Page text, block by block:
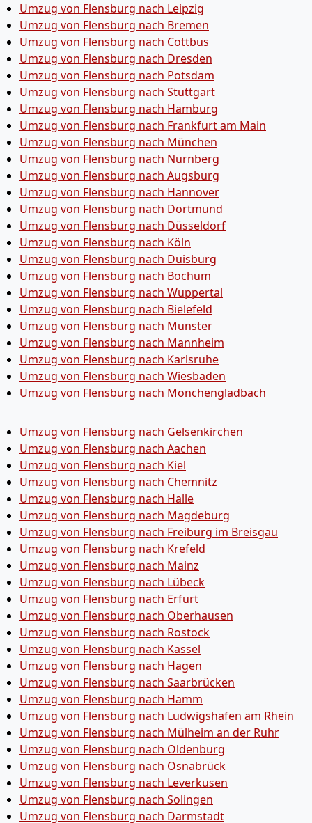
Umzug von Flensburg nach Leipzig
Umzug von Flensburg nach Bremen
Umzug von Flensburg nach Cottbus
Umzug von Flensburg nach Dresden
Umzug von Flensburg nach Potsdam
Umzug von Flensburg nach Stuttgart
Umzug von Flensburg nach Hamburg
Umzug von Flensburg nach Frankfurt am Main
Umzug von Flensburg nach München
Umzug von Flensburg nach Nürnberg
Umzug von Flensburg nach Augsburg
Umzug von Flensburg nach Hannover
Umzug von Flensburg nach Dortmund
Umzug von Flensburg nach Düsseldorf
Umzug von Flensburg nach Köln
Umzug von Flensburg nach Duisburg
Umzug von Flensburg nach Bochum
Umzug von Flensburg nach Wuppertal
Umzug von Flensburg nach Bielefeld
Umzug von Flensburg nach Münster
Umzug von Flensburg nach Mannheim
Umzug von Flensburg nach Karlsruhe
Umzug von Flensburg nach Wiesbaden
Umzug von Flensburg nach Mönchen­gladbach
Umzug von Flensburg nach Gelsenkirchen
Umzug von Flensburg nach Aachen
Umzug von Flensburg nach Kiel
Umzug von Flensburg nach Chemnitz
Umzug von Flensburg nach Halle
Umzug von Flensburg nach Magdeburg
Umzug von Flensburg nach Freiburg im Breisgau
Umzug von Flensburg nach Krefeld
Umzug von Flensburg nach Mainz
Umzug von Flensburg nach Lübeck
Umzug von Flensburg nach Erfurt
Umzug von Flensburg nach Oberhausen
Umzug von Flensburg nach Rostock
Umzug von Flensburg nach Kassel
Umzug von Flensburg nach Hagen
Umzug von Flensburg nach Saarbrücken
Umzug von Flensburg nach Hamm
Umzug von Flensburg nach Ludwigshafen am Rhein
Umzug von Flensburg nach Mülheim an der Ruhr
Umzug von Flensburg nach Oldenburg
Umzug von Flensburg nach Osnabrück
Umzug von Flensburg nach Leverkusen
Umzug von Flensburg nach Solingen
Umzug von Flensburg nach Darmstadt